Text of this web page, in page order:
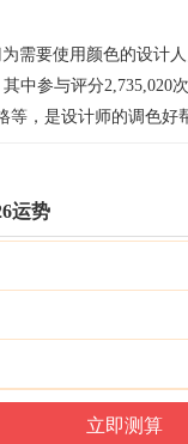
需要使用颜色的设计
中参与评分
等，是设计师的调色好
运势